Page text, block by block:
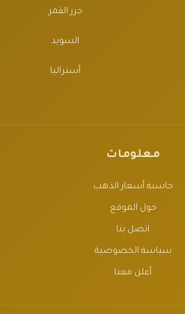
جزر القمر
السويد
أستراليا
معلومات
حاسبة أسعار الذهب
حول الموقع
اتصل بنا
سياسة الخصوصية
أعلن معنا